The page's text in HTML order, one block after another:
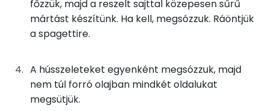
20g sajt
70 kcal
6gfinomliszt
0g bors
0 kcal
TOP vitaminok
Kolin:
főzzük, majd a reszelt sajttal közepesen sűrű
mártást készítünk. Ha kell, megsózzuk. Ráöntjük
a spagettire.
A hússzeleteket egyenként megsózzuk, majd
nem túl forró olajban mindkét oldalukat
megsütjük.